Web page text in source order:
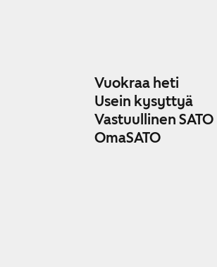
Vuokraa heti
Usein kysyttyä
Vastuullinen SATO
OmaSATO